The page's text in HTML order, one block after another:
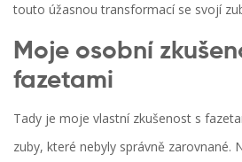
touto úžasnou transformací se svojí
Moje osobní
fazetami
Tady je moje vlastní zkušenost s
zuby, které nebyly správně zarovnané.